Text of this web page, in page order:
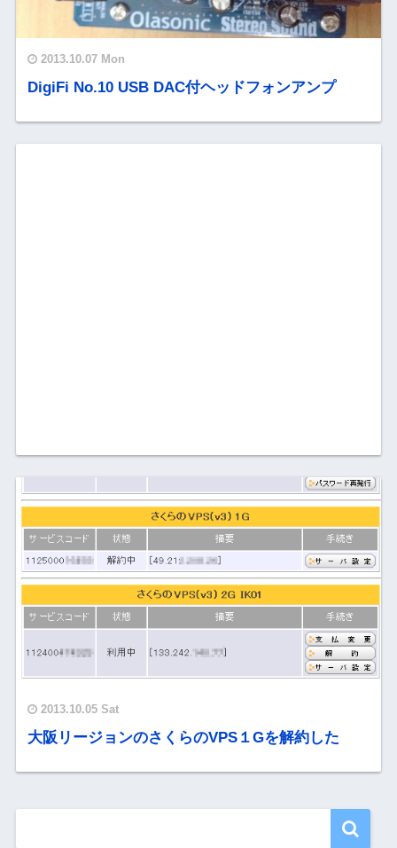
2013.10.07 Mon
DigiFi No.10 USB DAC付ヘッドフォンアンプ
2013.10.05 Sat
大阪リージョンのさくらのVPS１Gを解約した